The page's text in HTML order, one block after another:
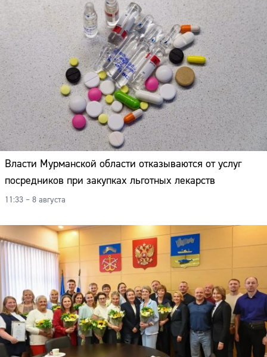
Власти Мурманской области отказываются от услуг
посредников при закупках льготных лекарств
11:33 – 8 августа